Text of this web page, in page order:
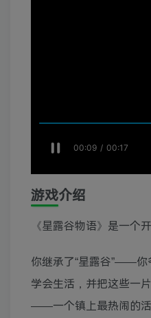
游戏介绍
《星露谷物语》是一个
你继承了“星露谷”——你
学会生活，并把这些一
——一个镇上最热闹的活